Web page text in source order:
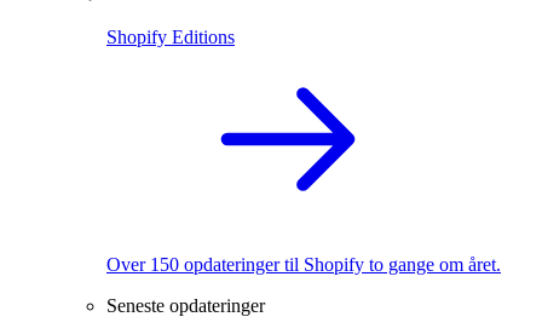
Shopify Editions
Over 150 opdateringer til Shopify to gange om året.
Seneste opdateringer